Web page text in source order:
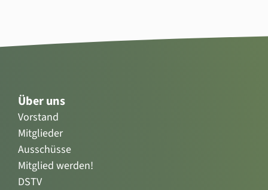
Über uns
Vorstand
Mitglieder
Ausschüsse
Mitglied werden!
DSTV